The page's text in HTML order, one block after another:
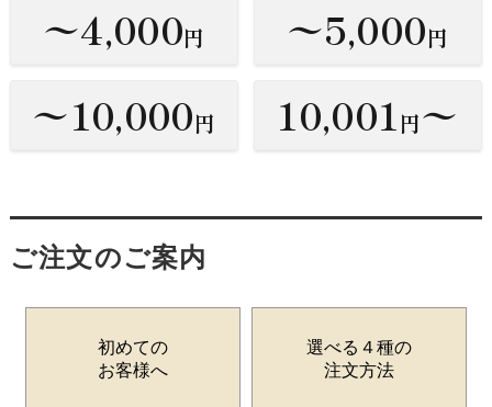
〜4,000円 〜5,000円
〜10,000円 10,001円〜
ご注文のご案内
初めての
お客様へ
選べる４種の
注文方法